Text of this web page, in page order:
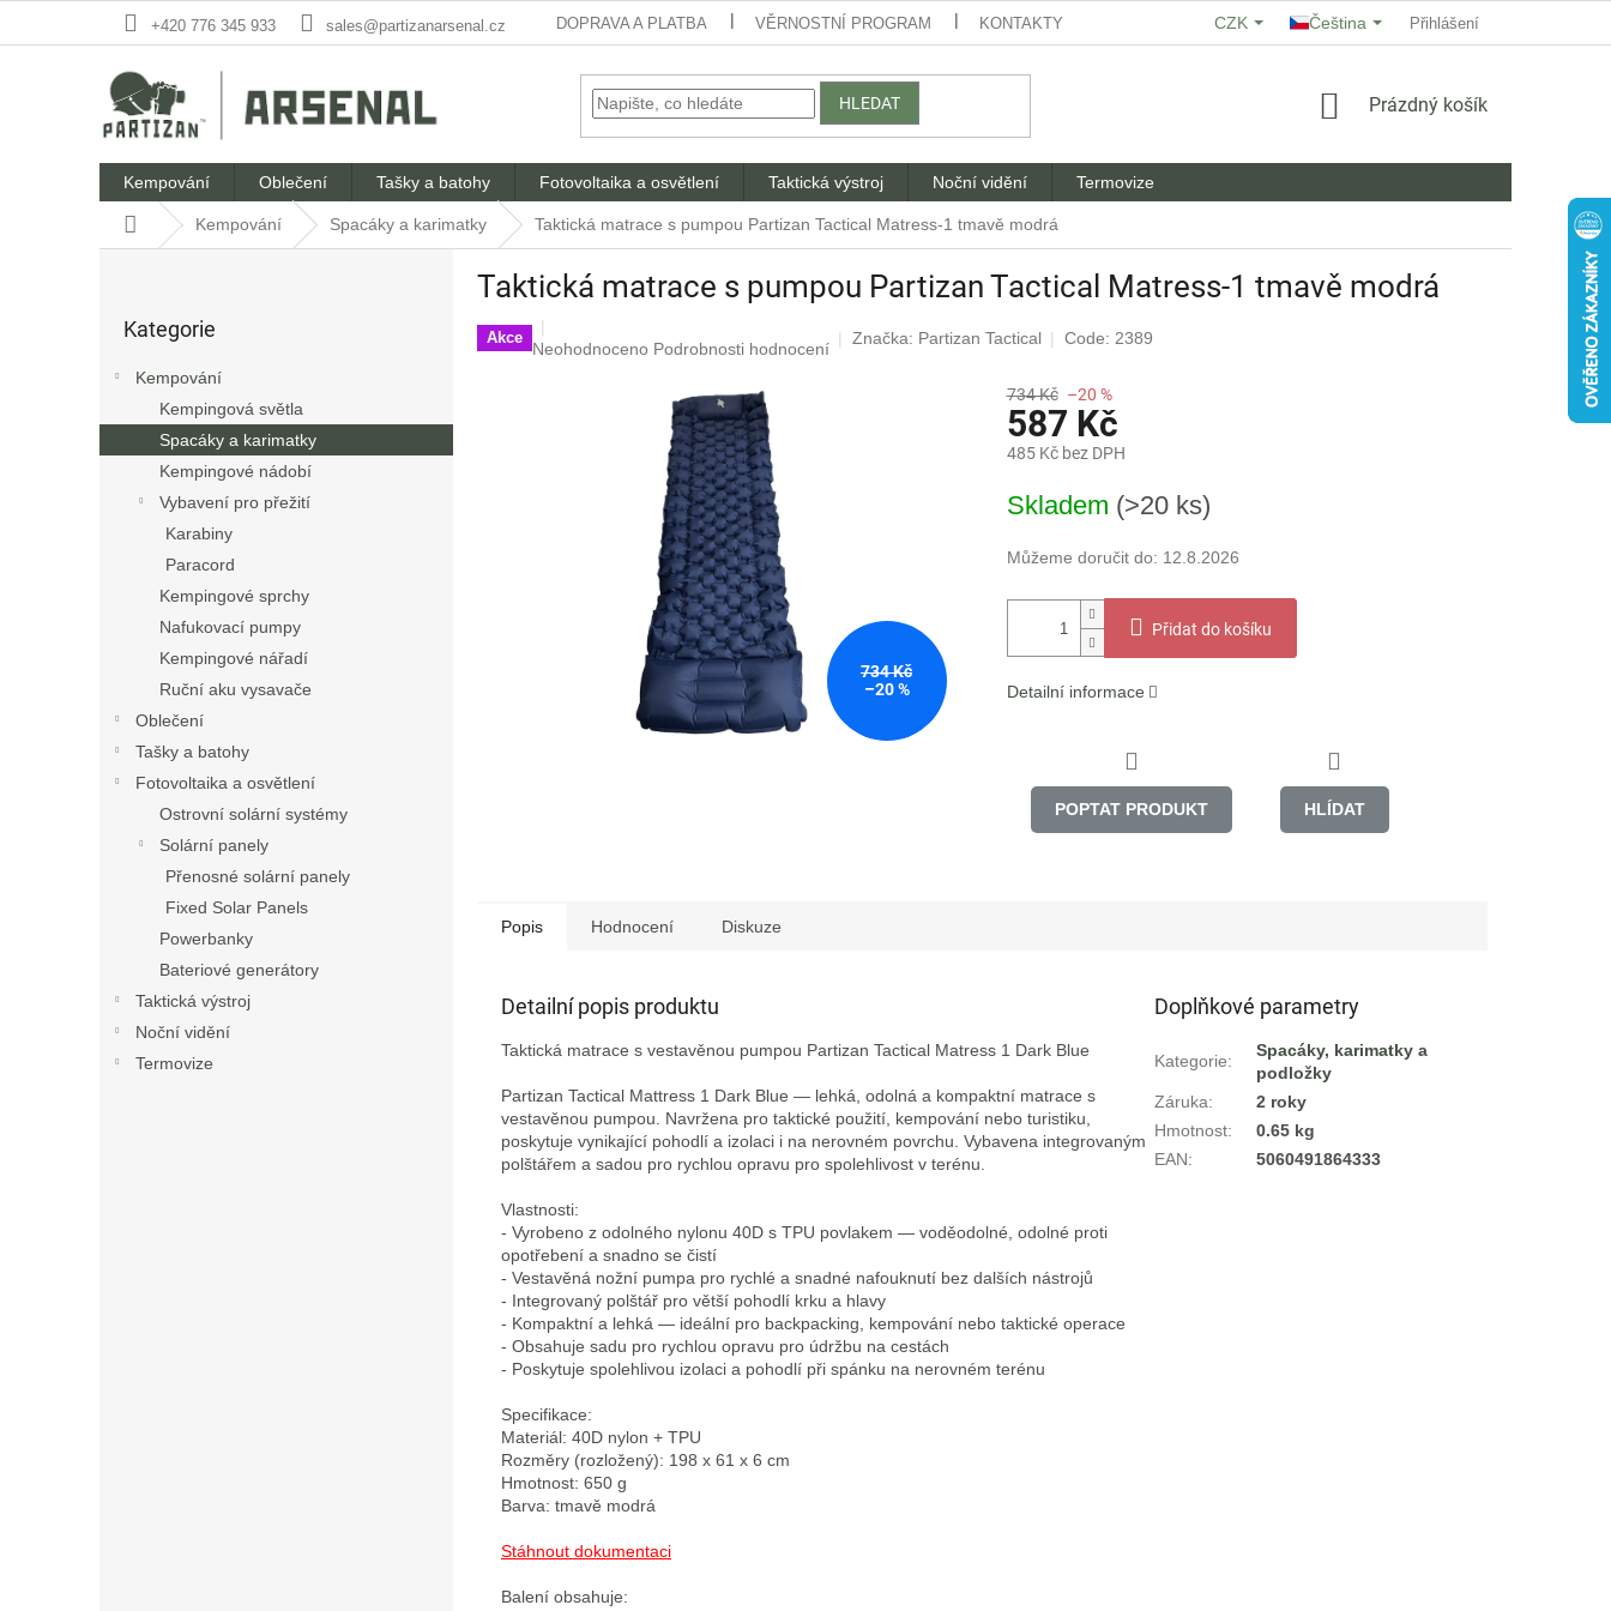
+420 776 345 933 sales@partizanarsenal.cz DOPRAVA A PLATBA VĚRNOSTNÍ PROGRAM KONTAKTY HODNOCENÍ OBCHODU OBCHODNÍ PODMÍNKY
CZK Čeština Přihlášení
HLEDAT
NÁKUPNÍ
Prázdný košík
Kempování Oblečení Tašky a batohy Fotovoltaika a osvětlení Taktická výstroj Noční vidění Termovize
Domů Kempování Spacáky a karimatky Taktická matrace s pumpou Partizan Tactical Matress-1 tmavě modrá
n
kategorie
Kategorie
Kempování
Kempingová světla
Spacáky a karimatky
Kempingové nádobí
Vybavení pro přežití
Karabiny
Paracord
Kempingové sprchy
Nafukovací pumpy
Kempingové nářadí
Ruční aku vysavače
Oblečení
Tašky a batohy
Fotovoltaika a osvětlení
Ostrovní solární systémy
Solární panely
Přenosné solární panely
Fixed Solar Panels
Powerbanky
Bateriové generátory
Taktická výstroj
Noční vidění
Termovize
Taktická matrace s pumpou Partizan Tactical Matress-1 tmavě modrá
Akce
Průměrné
Neohodnoceno Podrobnosti hodnocení
Značka: Partizan Tactical Code: 2389
734 Kč
–20 %
734 Kč –20 %
587 Kč
485 Kč bez DPH
cena:
Skladem (>20 ks)
Můžeme doručit do: 12.8.2026
Přidat do košíku
Detailní informace
POPTAT PRODUKT HLÍDAT
Popis Hodnocení Diskuze
Detailní popis produktu
Taktická matrace s vestavěnou pumpou Partizan Tactical Matress 1 Dark Blue
Partizan Tactical Mattress 1 Dark Blue — lehká, odolná a kompaktní matrace s
vestavěnou pumpou. Navržena pro taktické použití, kempování nebo turistiku,
poskytuje vynikající pohodlí a izolaci i na nerovném povrchu. Vybavena integrovaným
polštářem a sadou pro rychlou opravu pro spolehlivost v terénu.
Vlastnosti:
- Vyrobeno z odolného nylonu 40D s TPU povlakem — voděodolné, odolné proti
opotřebení a snadno se čistí
- Vestavěná nožní pumpa pro rychlé a snadné nafouknutí bez dalších nástrojů
- Integrovaný polštář pro větší pohodlí krku a hlavy
- Kompaktní a lehká — ideální pro backpacking, kempování nebo taktické operace
- Obsahuje sadu pro rychlou opravu pro údržbu na cestách
- Poskytuje spolehlivou izolaci a pohodlí při spánku na nerovném terénu
Specifikace:
Materiál: 40D nylon + TPU
Rozměry (rozložený): 198 x 61 x 6 cm
Hmotnost: 650 g
Barva: tmavě modrá
Stáhnout dokumentaci
Balení obsahuje:
Doplňkové parametry
Kategorie:
Spacáky, karimatky a
podložky
Záruka:
2 roky
Hmotnost:
0.65 kg
EAN: 5060491864333